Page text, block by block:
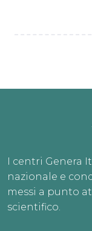
I centri Genera
nazionale e
messi a punto
scientifico.